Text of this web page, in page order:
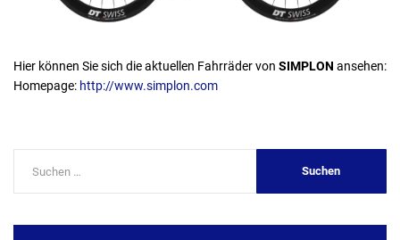
Hier können Sie sich die aktuellen Fahrräder von SIMPLON ansehen:
Homepage: http://www.simplon.com